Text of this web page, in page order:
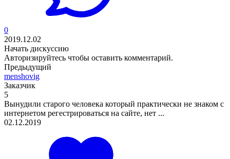
0
2019.12.02
Начать дискуссию
Авторизируйтесь чтобы оставить комментарий.
Предыдущий
menshovig
Заказчик
5
Вынудили старого человека который практически не знаком с
интернетом регестрироваться на сайте, нет ...
02.12.2019